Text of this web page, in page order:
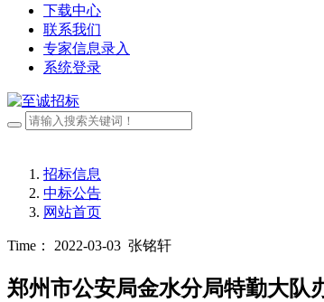
下载中心
联系我们
专家信息录入
系统登录
招标信息
中标公告
网站首页
Time： 2022-03-03 张铭轩
郑州市公安局金水分局特勤大队